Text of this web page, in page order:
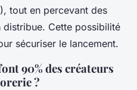
tout en percevant des
Cette possibilité
sécuriser le lancement.
90% des créateurs
?